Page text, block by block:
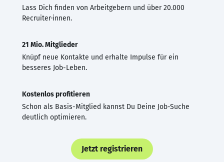
Lass Dich finden von Arbeitgebern und über 20.000
Recruiter·innen.
21 Mio. Mitglieder
Knüpf neue Kontakte und erhalte Impulse für ein
besseres Job-Leben.
Kostenlos profitieren
Schon als Basis-Mitglied kannst Du Deine Job-Suche
deutlich optimieren.
Jetzt registrieren